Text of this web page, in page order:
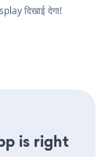
दिखाई देगा!
is right